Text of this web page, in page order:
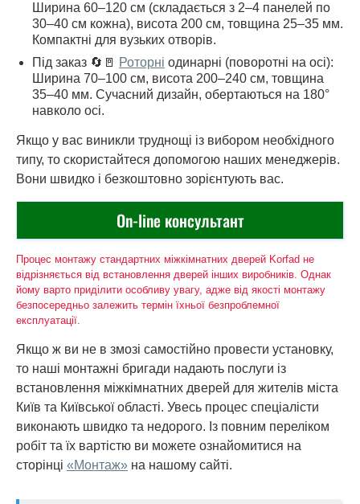
Ширина 60–120 см (складається з 2–4 панелей по
30–40 см кожна), висота 200 см, товщина 25–35 мм.
Компактні для вузьких отворів.
Під заказ 🔄🚪 Роторні одинарні (поворотні на осі):
Ширина 70–100 см, висота 200–240 см, товщина
35–40 мм. Сучасний дизайн, обертаються на 180°
навколо осі.
Якщо у вас виникли труднощі із вибором необхідного
типу, то скористайтеся допомогою наших менеджерів.
Вони швидко і безкоштовно зорієнтують вас.
On-line консультант
Процес монтажу стандартних міжкімнатних дверей Korfad не
відрізняється від встановлення дверей інших виробників. Однак
йому варто приділити особливу увагу, адже від якості монтажу
безпосередньо залежить термін їхньої безпроблемної
експлуатації.
Якщо ж ви не в змозі самостійно провести установку,
то наші монтажні бригади надають послуги із
встановлення міжкімнатних дверей для жителів міста
Київ та Київської області. Увесь процес спеціалісти
виконають швидко та недорого. Із повним переліком
робіт та їх вартістю ви можете ознайомитися на
сторінці «Монтаж» на нашому сайті.